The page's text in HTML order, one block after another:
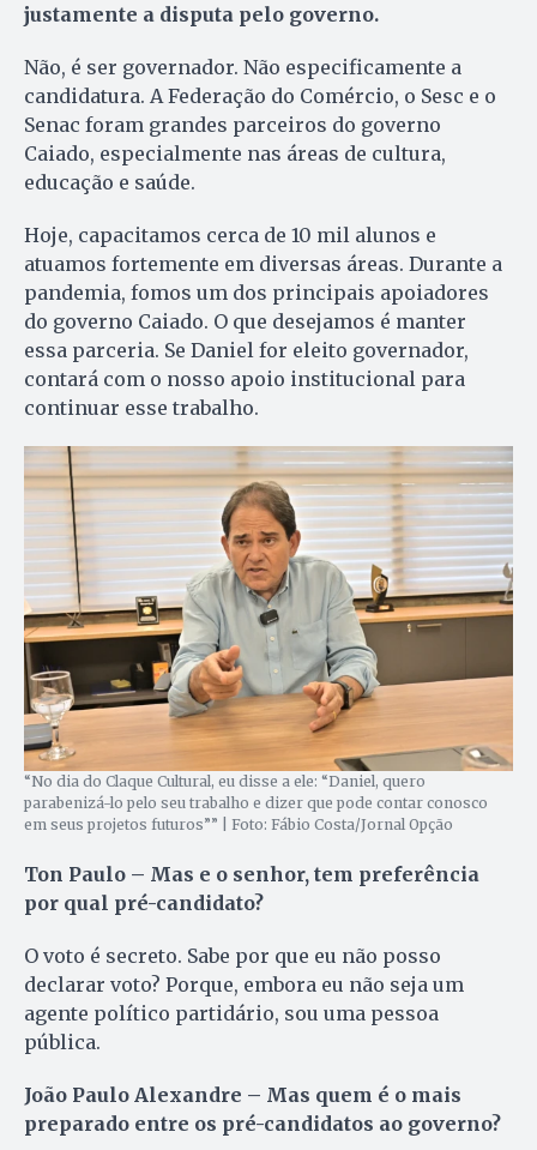
justamente a disputa pelo governo.
Não, é ser governador. Não especificamente a
candidatura. A Federação do Comércio, o Sesc e o
Senac foram grandes parceiros do governo
Caiado, especialmente nas áreas de cultura,
educação e saúde.
Hoje, capacitamos cerca de 10 mil alunos e
atuamos fortemente em diversas áreas. Durante a
pandemia, fomos um dos principais apoiadores
do governo Caiado. O que desejamos é manter
essa parceria. Se Daniel for eleito governador,
contará com o nosso apoio institucional para
continuar esse trabalho.
“No dia do Claque Cultural, eu disse a ele: “Daniel, quero
parabenizá-lo pelo seu trabalho e dizer que pode contar conosco
em seus projetos futuros”” | Foto: Fábio Costa/Jornal Opção
Ton Paulo – Mas e o senhor, tem preferência
por qual pré-candidato?
O voto é secreto. Sabe por que eu não posso
declarar voto? Porque, embora eu não seja um
agente político partidário, sou uma pessoa
pública.
João Paulo Alexandre – Mas quem é o mais
preparado entre os pré-candidatos ao governo?